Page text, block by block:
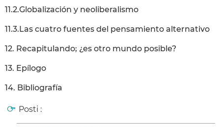
11.2.Globalización y neoliberalismo
11.3.Las cuatro fuentes del pensamiento alternativo
12. Recapitulando; ¿es otro mundo posible?
13. Epílogo
14. Bibliografía
Posti :